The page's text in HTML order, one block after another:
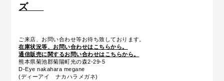
ズ
ご来店、お問い合わせ等お待ち致しております。
在庫状況等、お問い合わせはこちらから。
通信販売に関するお問い合わせはこちらから。
熊本県菊池郡菊陽町光の森2-29-5
D-Eye nakahara megane
(ディーアイ ナカハラメガネ)